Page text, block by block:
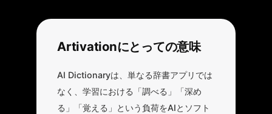
Artivationにとっての意味
AI Dictionaryは、単なる辞書アプリでは
なく、学習における「調べる」「深め
る」「覚える」という負荷をAIとソフト